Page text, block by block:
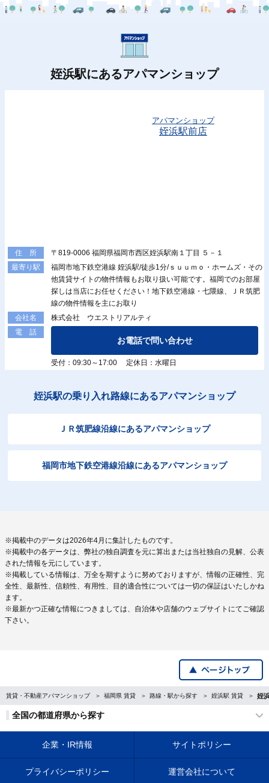
姪浜駅にあるアパマンショップ
アパマンショップ
姪浜駅前店
住 所
〒819-0006 福岡県福岡市西区姪浜駅南１丁目 ５－１
最寄り駅
福岡市地下鉄空港線 姪浜駅/徒歩1分/ｓｕｕｍｏ・ホームズ・その
他賃貸サイトの物件情報もお取り扱い可能です。福岡でのお部屋
探しは当店にお任せください！地下鉄空港線・七隈線、ＪＲ筑肥
線の物件情報を主にお取り
会社名
株式会社 ウエストリアルティ
電 話
お電話で問い合わせ
受付：09:30～17:00 定休日：水曜日
姪浜駅の乗り入れ路線にあるアパマンショップ
ＪＲ筑肥線沿線にあるアパマンショップ
福岡市地下鉄空港線沿線にあるアパマンショップ
※掲載中のデータは2026年4月に集計したものです。
※掲載中の各データは、弊社の独自調査を元に算出または当社独自の見解、公表
された情報を元にしています。
※掲載している情報は、万全を期すように努めておりますが、情報の正確性、完
全性、最新性、信頼性、有用性、目的適合性については一切の保証はいたしかね
ます。
※最新かつ正確な情報につきましては、自治体や店舗のウェブサイトにてご確認
下さい。
賃貸・不動産アパマンショップ 福岡県 賃貸 路線・駅から探す 姪浜駅 賃貸 姪
全国の都道府県から探す
企業・IR情報 サイトポリシー
プライバシーポリシー 運営会社について